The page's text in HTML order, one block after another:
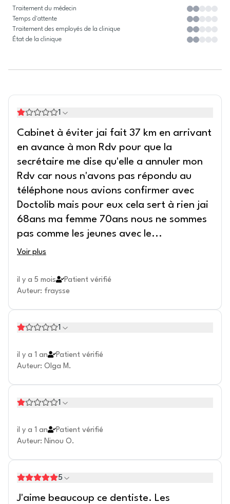
Traitement du médecin
Temps d'attente
Traitement des employés de la clinique
État de la clinique
1
Cabinet à éviter jai fait 37 km en arrivant
en avance à mon Rdv pour que la
secrétaire me dise qu'elle a annuler mon
Rdv car nous n'avons pas répondu au
téléphone nous avions confirmer avec
Doctolib mais pour eux cela sert à rien jai
68ans ma femme 70ans nous ne sommes
pas comme les jeunes avec le...
Voir plus
il y a 5 mois
Patient vérifié
Auteur: fraysse
1
il y a 1 an
Patient vérifié
Auteur: Olga M.
1
il y a 1 an
Patient vérifié
Auteur: Ninou O.
5
J'aime beaucoup ce dentiste. Les